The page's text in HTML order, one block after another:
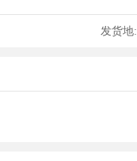
发货地: